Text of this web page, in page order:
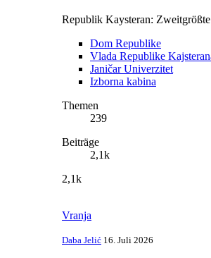
Republik Kaysteran:
Dom Republike
Vlada Republike
Janičar Univerzitet
Izborna kabina
Themen
239
Beiträge
2,1k
2,1k
Vranja
Daba Jelić 16. Juli 2026